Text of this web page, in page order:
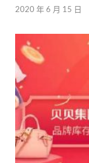
2020 年 6 月 15 日